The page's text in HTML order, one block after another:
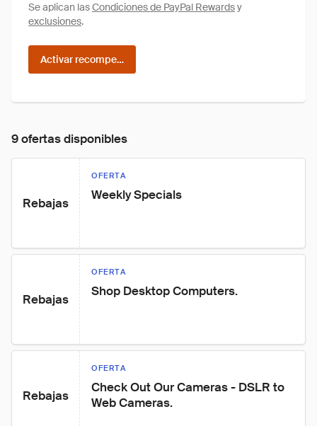
Se aplican lasCondiciones de PayPal Rewardsy
exclusiones.
Activar recompensas
9 ofertas disponibles
Rebajas
OFERTA
Weekly Specials
Rebajas
OFERTA
Shop Desktop Computers.
Rebajas
OFERTA
Check Out Our Cameras - DSLR to
Web Cameras.